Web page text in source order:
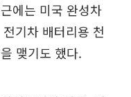
에는 미국 완성차
기차 배터리용 천
맺기도 했다.